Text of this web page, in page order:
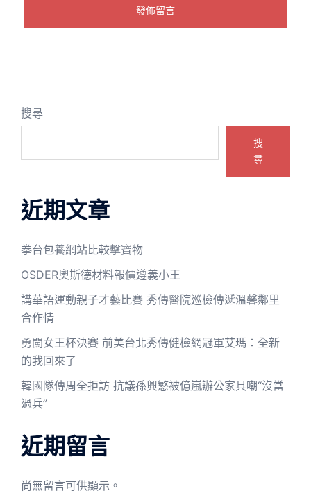
搜尋
搜
尋
近期文章
拳台包養網站比較擊寶物
OSDER奧斯德材料報價遵義小王
講華語運動親子才藝比賽 秀傳醫院巡檢傳遞溫馨鄰里
合作情
勇闖女王杯決賽 前美台北秀傳健檢網冠軍艾瑪：全新
的我回來了
韓國隊傳周全拒訪 抗議孫興慜被億嵐辦公家具嘲“沒當
過兵”
近期留言
尚無留言可供顯示。